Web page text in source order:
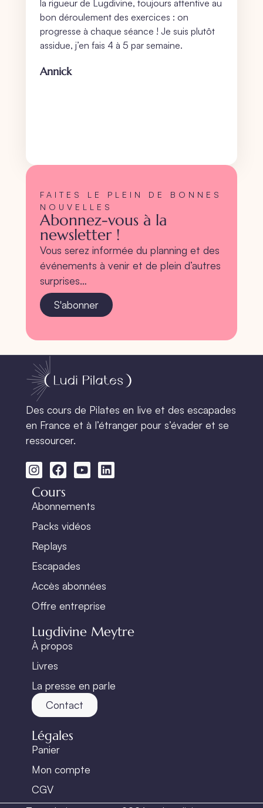
la rigueur de Lugdivine, toujours attentive au
bon déroulement des exercices : on
progresse à chaque séance ! Je suis plutôt
assidue, j’en fais 4 à 5 par semaine.
Annick
FAITES LE PLEIN DE BONNES
NOUVELLES
Abonnez-vous à la
newsletter !
Vous serez informée du planning et des
événements à venir et de plein d’autres
surprises…
S'abonner
Des cours de Pilates en live et des escapades
en France et à l’étranger pour s’évader et se
ressourcer.
Cours
Abonnements
Packs vidéos
Replays
Escapades
Accès abonnées
Offre entreprise
Lugdivine Meytre
À propos
Livres
La presse en parle
Contact
Légales
Panier
Mon compte
CGV